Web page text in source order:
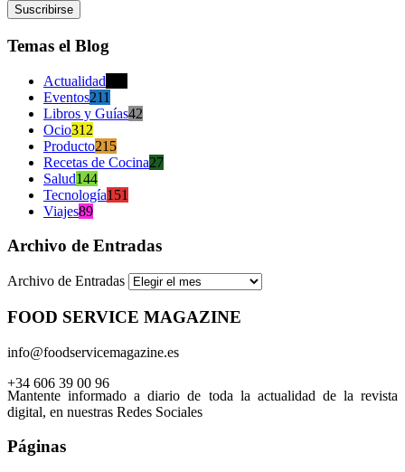
Temas el Blog
Actualidad
Eventos211
Libros y Guías42
Ocio312
Producto215
Recetas de Cocina27
Salud144
Tecnología151
Viajes89
Archivo de Entradas
Archivo de Entradas
FOOD SERVICE MAGAZINE
info@foodservicemagazine.es
+34 606 39 00 96
Mantente informado a diario de toda la actualidad de la revista
digital, en nuestras Redes Sociales
Páginas